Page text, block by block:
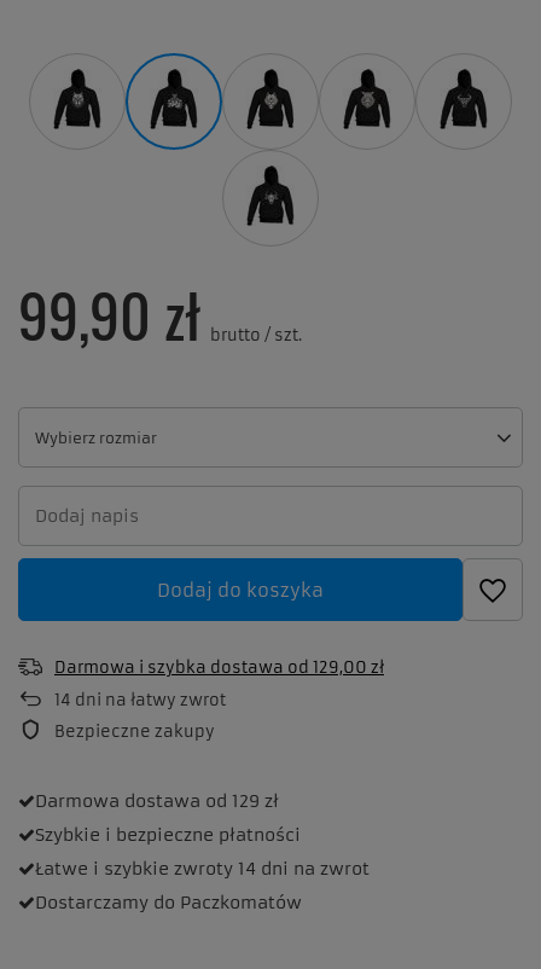
Wybierz rozmiar
Wybierz rozmiar
99,90 zł brutto / szt.
Dodaj do koszyka
Darmowa i szybka dostawa od 129,00 zł
14 dni na łatwy zwrot
Bezpieczne zakupy
Darmowa dostawa od 129 zł
Szybkie i bezpieczne płatności
Łatwe i szybkie zwroty 14 dni na zwrot
Dostarczamy do Paczkomatów